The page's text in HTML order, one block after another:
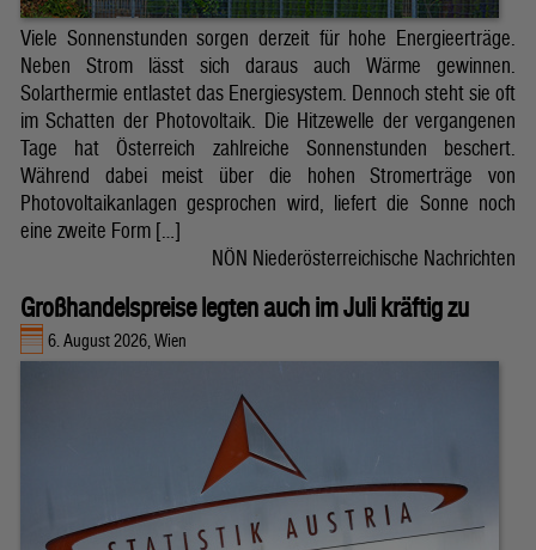
Viele Sonnenstunden sorgen derzeit für hohe Energieerträge.
Neben Strom lässt sich daraus auch Wärme gewinnen.
Solarthermie entlastet das Energiesystem. Dennoch steht sie oft
im Schatten der Photovoltaik. Die Hitzewelle der vergangenen
Tage hat Österreich zahlreiche Sonnenstunden beschert.
Während dabei meist über die hohen Stromerträge von
Photovoltaikanlagen gesprochen wird, liefert die Sonne noch
eine zweite Form […]
NÖN Niederösterreichische Nachrichten
Großhandelspreise legten auch im Juli kräftig zu
6. August 2026, Wien